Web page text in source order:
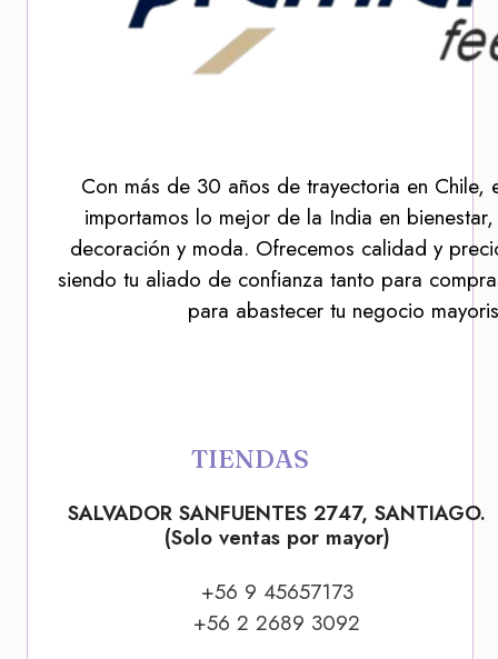
Con más de 30 años de trayectoria en Chile,
importamos lo mejor de la India en
decoración y moda. Ofrecemos calidad y
siendo tu aliado de confianza tanto para
para abastecer tu negocio
TIENDAS
SALVADOR SANFUENTES 2747, SANTIAGO.
(Solo ventas por mayor)
+56 9 45657173
+56 2 2689 3092